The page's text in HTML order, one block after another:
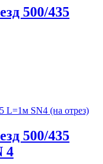
500/435
500/435
4